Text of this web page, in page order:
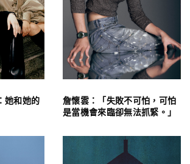
她和她的
詹懷雲：「失敗不可怕，可怕
是當機會來臨卻無法抓緊。」